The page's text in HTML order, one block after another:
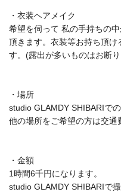
・衣装ヘアメイク
希望を伺って 私の手持ちの
頂きます。 衣装等お持ち頂け
す。(露出が多いものはお断
・場所
studio GLAMDY SHIBARIで
他の場所をご希望の方は交通
・金額
1時間6千円になります。
studio GLAMDY SHIBARIで